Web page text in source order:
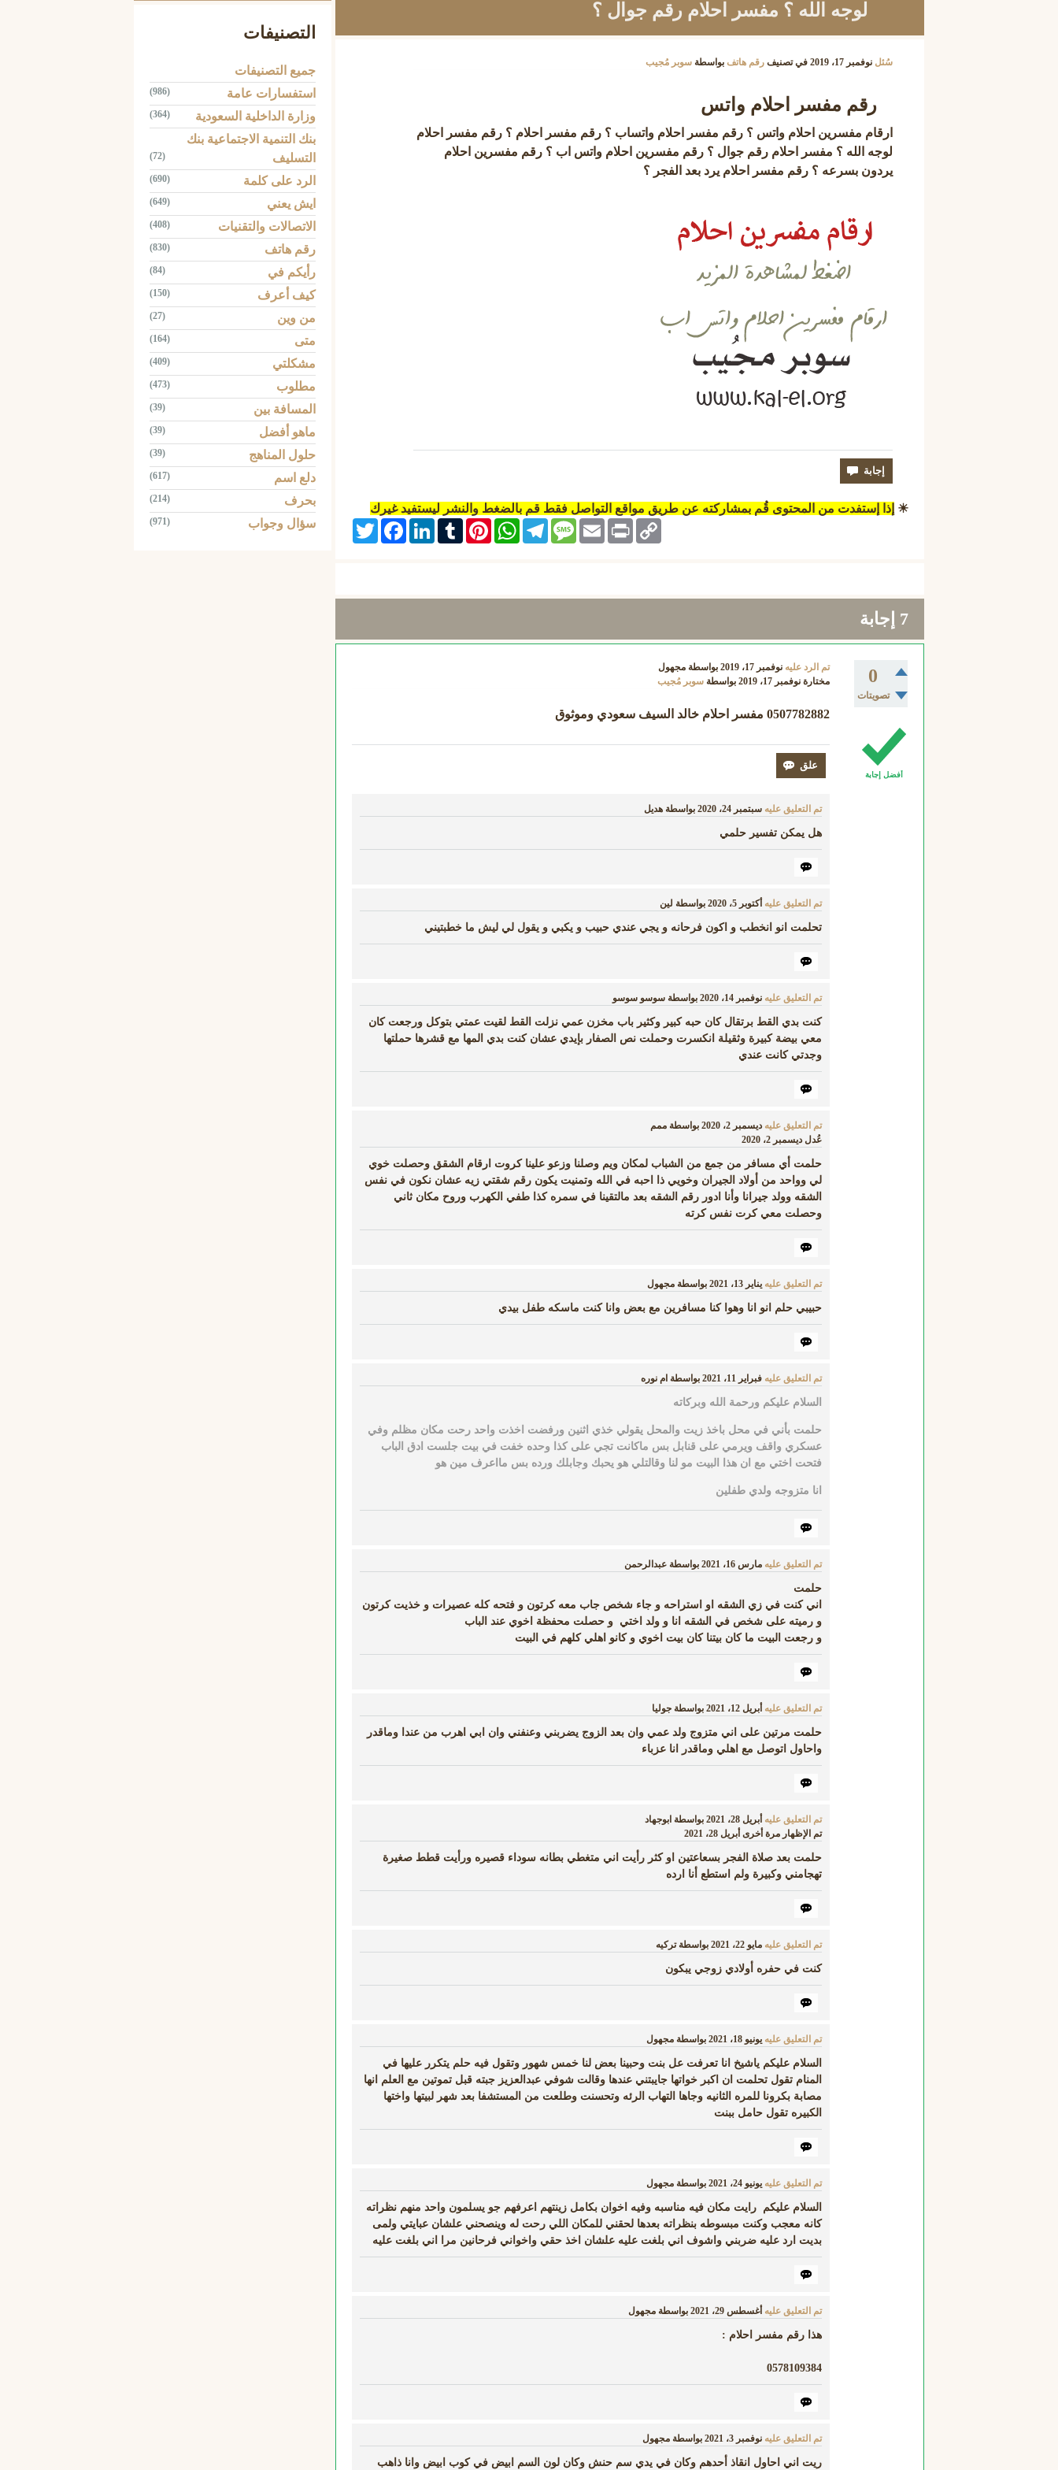
لوجه الله ؟ مفسر احلام رقم جوال ؟
سُئل نوفمبر 17، 2019 في تصنيف رقم هاتف بواسطة سوبر مُجيب
رقم مفسر احلام واتس
ارقام مفسرين احلام واتس ؟ رقم مفسر احلام واتساب ؟ رقم مفسر احلام ؟ رقم مفسر احلام
لوجه الله ؟ مفسر احلام رقم جوال ؟ رقم مفسرين احلام واتس اب ؟ رقم مفسرين احلام
يردون بسرعه ؟ رقم مفسر احلام يرد بعد الفجر ؟
☀ إذا إستفدت من المحتوى قُم بمشاركته عن طريق مواقع التواصل فقط قم بالضغط والنشر ليستفيد غيرك
Twitter
FacebookLinkedInTumblrPinterest
WhatsAppTelegramMessageEmail PrintCopy
Link
7 إجابة
0
تصويتات
تم الرد عليه نوفمبر 17، 2019 بواسطة مجهول
مختارة نوفمبر 17، 2019 بواسطة سوبر مُجيب
أفضل إجابة
0507782882 مفسر احلام خالد السيف سعودي وموثوق
تم التعليق عليه سبتمبر 24، 2020 بواسطة هديل
هل يمكن تفسير حلمي
تم التعليق عليه أكتوبر 5، 2020 بواسطة لين
تحلمت انو انخطب و اكون فرحانه و يجي عندي حبيب و يكبي و يقول لي ليش ما خطبتيني
تم التعليق عليه نوفمبر 14، 2020 بواسطة سوسو سوسو
كنت بدي القط برتقال كان حبه كبير وكثير باب مخزن عمي نزلت القط لقيت عمتي بتوكل ورجعت كان
معي بيضة كبيرة وثقيلة انكسرت وحملت نص الصفار بإيدي عشان كنت بدي المها مع قشرها حملتها
وجدتي كانت عندي
تم التعليق عليه ديسمبر 2، 2020 بواسطة ممم
عُدل ديسمبر 2، 2020
حلمت أي مسافر من جمع من الشباب لمكان ويم وصلنا وزعو علينا كروت ارقام الشقق وحصلت خوي
لي وواحد من أولاد الجيران وخويي ذا احبه في الله وتمنيت يكون رقم شقتي زيه عشان نكون في نفس
الشقه وولد جيرانا وأنا ادور رقم الشقه بعد مالتقينا في سمره كذا طفي الكهرب وروح مكان ثاني
وحصلت معي كرت نفس كرته
تم التعليق عليه يناير 13، 2021 بواسطة مجهول
حبيبي حلم انو انا وهوا كنا مسافرين مع بعض وانا كنت ماسكه طفل بيدي
تم التعليق عليه فبراير 11، 2021 بواسطة ام نوره
السلام عليكم ورحمة الله وبركاته
حلمت بأني في محل باخذ زيت والمحل يقولي خذي اثنين ورفضت اخذت واحد رحت مكان مظلم وفي
عسكري واقف ويرمي على قنابل بس ماكانت تجي على كذا وحده خفت في بيت جلست ادق الباب
فتحت اختي مع ان هذا البيت مو لنا وقالتلي هو يحبك وجابلك ورده بس مااعرف مين هو
انا متزوجه ولدي طفلين
تم التعليق عليه مارس 16، 2021 بواسطة عبدالرحمن
حلمت
اني كنت في زي الشقه او استراحه و جاء شخص جاب معه كرتون و فتحه كله عصيرات و خذيت كرتون
و رميته على شخص في الشقه انا و ولد اختي و حصلت محفظة اخوي عند الباب
و رجعت البيت ما كان بيتنا كان بيت اخوي و كانو اهلي كلهم في البيت
تم التعليق عليه أبريل 12، 2021 بواسطة جوليا
حلمت مرتين على اني متزوج ولد عمي وان بعد الزوج يضربني وعنفني وان ابي اهرب من عندا وماقدر
واحاول اتوصل مع اهلي وماقدر انا عزباء
تم التعليق عليه أبريل 28، 2021 بواسطة ابوجهاد
تم الإظهار مرة أخرى أبريل 28، 2021
حلمت بعد صلاة الفجر بسعاعتين او كثر رأيت اني متغطي بطانه سوداء قصيره ورأيت قطط صغيرة
تهجامني وكبيرة ولم استطع أنا ارده
تم التعليق عليه مايو 22، 2021 بواسطةتركيه
كنت في حفره أولادي زوجي يبكون
تم التعليق عليه يونيو 18، 2021 بواسطة مجهول
السلام عليكم ياشيخ انا تعرفت عل بنت وحبينا بعض لنا خمس شهور وتقول فيه حلم يتكرر عليها في
المنام تقول تحلمت ان اكبر خواتها جايبتني عندها وقالت شوفي عبدالعزيز جبته قبل تموتين مع العلم انها
مصابة بكرونا للمره الثانيه وجاها التهاب الرئه وتحسنت وطلعت من المستشفا بعد شهر لبيتها واختها
الكبيره تقول حامل ببنت
تم التعليق عليه يونيو 24، 2021 بواسطة مجهول
السلام عليكم رايت مكان فيه مناسبه وفيه اخوان بكامل زينتهم اعرفهم جو يسلمون واحد منهم نظراته
كانه معجب وكنت مبسوطه بنظراته بعدها لحقني للمكان اللي رحت له وينصحني علشان عبايتي ولمى
بديت ارد عليه ضربني واشوف اني بلغت عليه علشان اخذ حقي واخواني فرحانين مرا اني بلغت عليه
تم التعليق عليه أغسطس 29، 2021 بواسطة مجهول
هذا رقم مفسر احلام :
0578109384
تم التعليق عليه نوفمبر 3، 2021 بواسطة مجهول
ريت اني احاول انقاذ أحدهم وكان في يدي سم حنش وكان لون السم ابيض في كوب ابيض وانا ذاهب
التصنيفات
جميع التصنيفات
استفسارات عامة
(986)
وزارة الداخلية السعودية (364)
بنك التنمية الاجتماعية بنك
التسليف
(72)
الرد على كلمة (690)
ايش يعني (649)
الاتصالات والتقنيات (408)
رقم هاتف (830)
رأيكم في (84)
كيف أعرف (150)
من وين (27)
متى (164)
مشكلتي (409)
مطلوب (473)
المسافة بين (39)
ماهو أفضل (39)
حلول المناهج (39)
دلع اسم (617)
بحرف (214)
سؤال وجواب (971)